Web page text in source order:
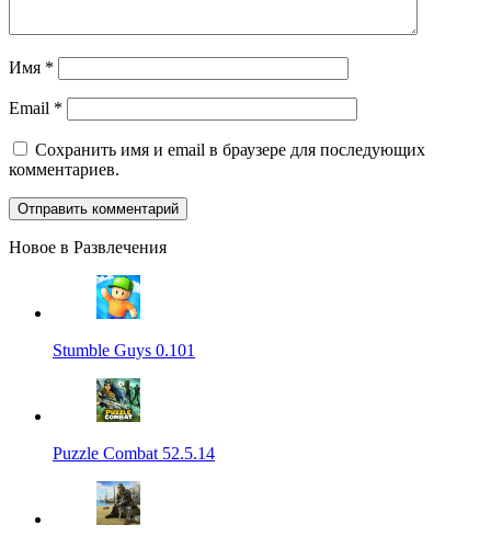
Имя *
Email *
Сохранить имя и email в браузере для последующих
комментариев.
Новое в Развлечения
Stumble Guys 0.101
Puzzle Combat 52.5.14